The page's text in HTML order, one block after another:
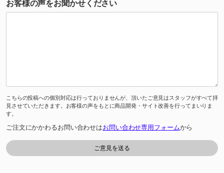
お客様の声をお聞かせください
こちらの投稿への個別対応は行っておりませんが、頂いたご意見はスタッフがすべて拝
見させていただきます。お客様の声をもとに商品開発・サイト改善を行ってまいりま
す。
ご注文にかかわるお問い合わせはお問い合わせ専用フォームから